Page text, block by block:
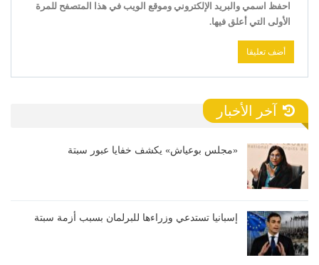
احفظ اسمي والبريد الإلكتروني وموقع الويب في هذا المتصفح للمرة
الأولى التي أعلق فيها.
آخر الأخبار
«مجلس بوعياش» يكشف خفايا عبور سبتة
إسبانيا تستدعي وزراءها للبرلمان بسبب أزمة سبتة